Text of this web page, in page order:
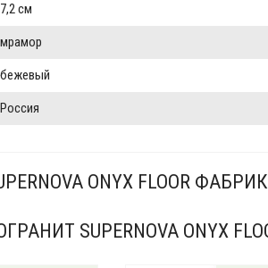
7,2 см
мрамор
бежевый
Россия
ONYX FLOOR ФАБРИКИ
SUPERNOVA ONYX